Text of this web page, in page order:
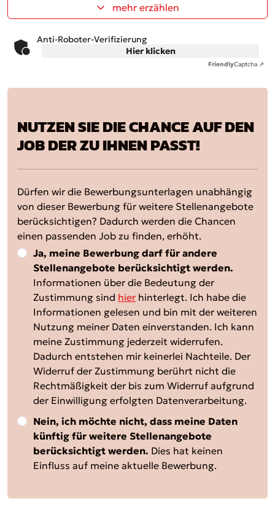
mehr erzählen
Anti-Roboter-Verifizierung
Hier klicken
FriendlyCaptcha ⇗
NUTZEN SIE DIE CHANCE AUF DEN
JOB DER ZU IHNEN PASST!
Dürfen wir die Bewerbungsunterlagen unabhängig
von dieser Bewerbung für weitere Stellenangebote
berücksichtigen? Dadurch werden die Chancen
einen passenden Job zu finden, erhöht.
Ja, meine Bewerbung darf für andere
Stellenangebote berücksichtigt werden.
Informationen über die Bedeutung der
Zustimmung sind hier hinterlegt. Ich habe die
Informationen gelesen und bin mit der weiteren
Nutzung meiner Daten einverstanden. Ich kann
meine Zustimmung jederzeit widerrufen.
Dadurch entstehen mir keinerlei Nachteile. Der
Widerruf der Zustimmung berührt nicht die
Rechtmäßigkeit der bis zum Widerruf aufgrund
der Einwilligung erfolgten Datenverarbeitung.
Nein, ich möchte nicht, dass meine Daten
künftig für weitere Stellenangebote
berücksichtigt werden. Dies hat keinen
Einfluss auf meine aktuelle Bewerbung.